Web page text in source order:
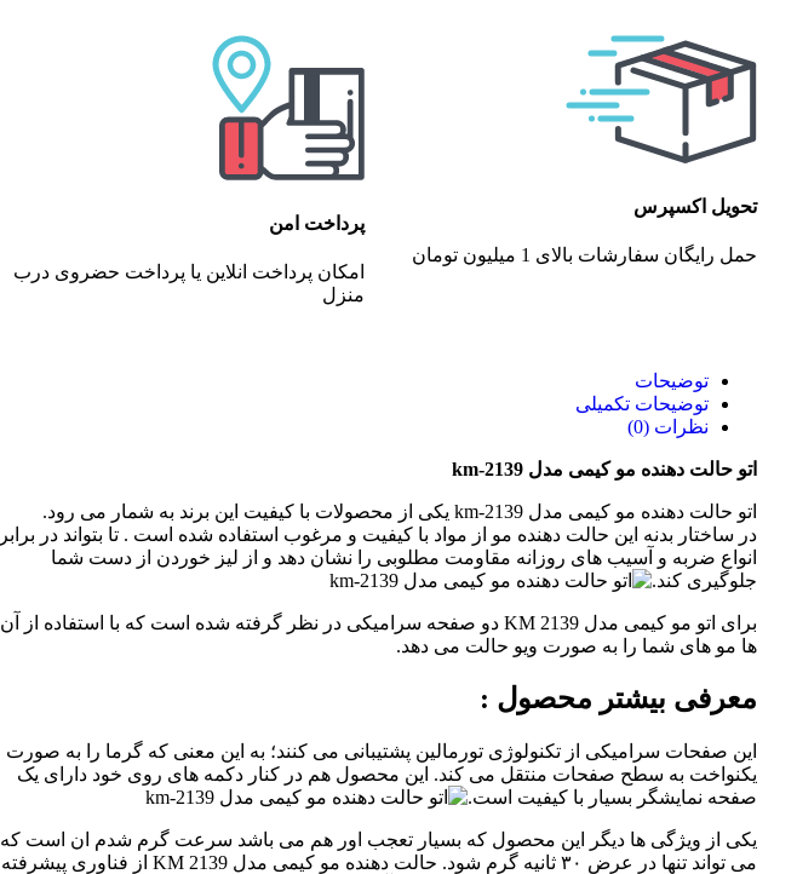
تحویل اکسپرس
حمل رایگان سفارشات بالای 1 میلیون تومان
پرداخت امن
امکان پرداخت انلاین یا پرداخت حضروی درب
منزل
توضیحات
توضیحات تکمیلی
نظرات (0)
اتو حالت دهنده مو کیمی مدل km-2139
اتو حالت دهنده مو کیمی مدل km-2139 یکی از محصولات با کیفیت این برند به شمار می رود.
در ساختار بدنه این حالت دهنده مو از مواد با کیفیت و مرغوب استفاده شده است . تا بتواند در برابر
انواع ضربه و آسیب های روزانه مقاومت مطلوبی را نشان دهد و از لیز خوردن از دست شما
جلوگیری کند.
برای اتو مو کیمی مدل KM 2139 دو صفحه سرامیکی در نظر گرفته شده است که با استفاده از آن
ها مو های شما را به صورت ویو حالت می دهد.
معرفی بیشتر محصول :
این صفحات سرامیکی از تکنولوژی تورمالین پشتیبانی می کنند؛ به این معنی که گرما را به صورت
یکنواخت به سطح صفحات منتقل می کند. این محصول هم در کنار دکمه های روی خود دارای یک
صفحه نمایشگر بسیار با کیفیت است.
یکی از ویژگی ها دیگر این محصول که بسیار تعجب اور هم می باشد سرعت گرم شدم ان است که
می تواند تنها در عرض ۳۰ ثانیه گرم شود. حالت دهنده مو کیمی مدل KM 2139 از فناوری پیشرفته